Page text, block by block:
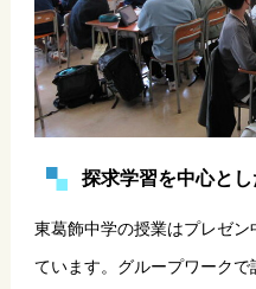
探求学習を中心と
東葛飾中学の授業はプレゼ
ています。グループワーク